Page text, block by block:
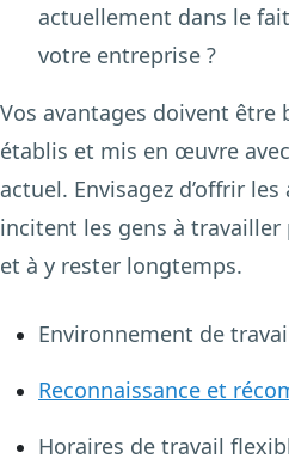
actuellement dans le
votre entreprise ?
Vos avantages doivent être
établis et mis en œuvre
actuel. Envisagez d’offrir
incitent les gens à
et à y rester longtemps.
Environnement de
Reconnaissance et
Horaires de travail